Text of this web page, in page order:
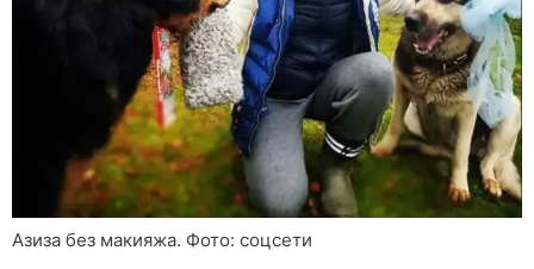
Азиза без макияжа. Фото: соцсети